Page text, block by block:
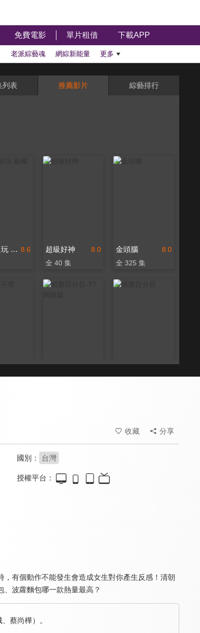
免費電影 單片租借 下載APP
老派綜藝魂 網綜新能量 更多
列表 推薦影片 綜藝排行
8.6
木曜4超玩 躲藏吧明星 8.0
超級好神
全 40 集
8.0
金頭腦
全 325 集
6.8
務
收藏 分享
國別： 台灣
授權平台：
有個動作不能發生會造成女生對你產生反感！清朝
波蘿麵包哪一款熱量最高？
蔡尚樺）。